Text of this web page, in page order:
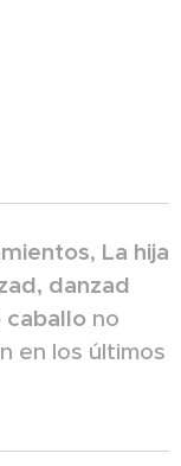
, La hija
danzad
caballo no
en los últimos